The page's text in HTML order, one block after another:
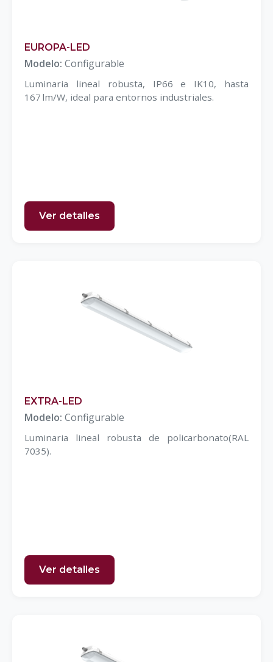
EUROPA-LED
Modelo: Configurable
Luminaria lineal robusta, IP66 e IK10, hasta
167 lm/W, ideal para entornos industriales.
Ver detalles
EXTRA-LED
Modelo: Configurable
Luminaria lineal robusta de policarbonato(RAL
7035).
Ver detalles